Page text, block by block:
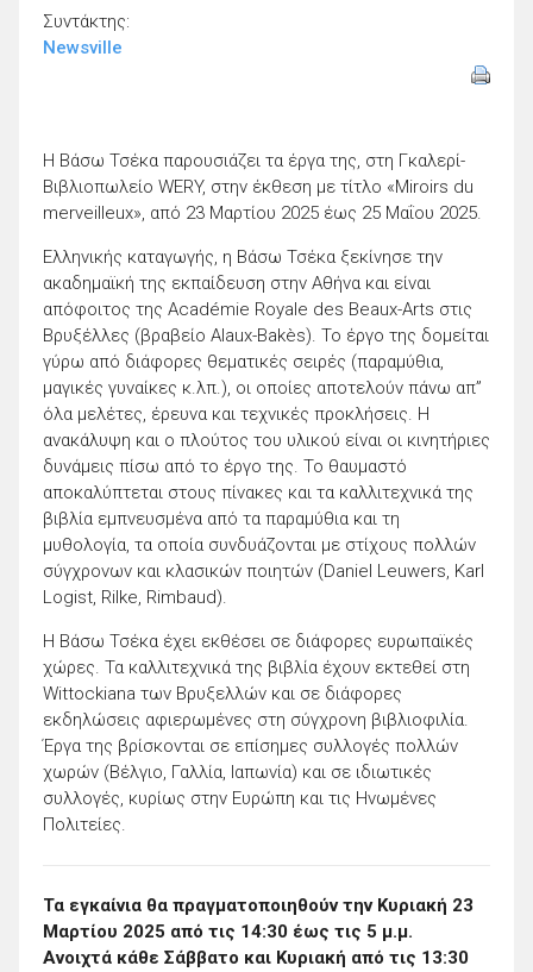
Συντάκτης:
Newsville
Η Βάσω Τσέκα παρουσιάζει τα έργα της, στη Γκαλερί-
Βιβλιοπωλείο WERY, στην έκθεση με τίτλο «Miroirs du
merveilleux», από 23 Μαρτίου 2025 έως 25 Μαΐου 2025.
Ελληνικής καταγωγής, η Βάσω Τσέκα ξεκίνησε την
ακαδημαϊκή της εκπαίδευση στην Αθήνα και είναι
απόφοιτος της Académie Royale des Beaux-Arts στις
Βρυξέλλες (βραβείο Alaux-Bakès). Το έργο της δομείται
γύρω από διάφορες θεματικές σειρές (παραμύθια,
μαγικές γυναίκες κ.λπ.), οι οποίες αποτελούν πάνω απ”
όλα μελέτες, έρευνα και τεχνικές προκλήσεις. Η
ανακάλυψη και ο πλούτος του υλικού είναι οι κινητήριες
δυνάμεις πίσω από το έργο της. Το θαυμαστό
αποκαλύπτεται στους πίνακες και τα καλλιτεχνικά της
βιβλία εμπνευσμένα από τα παραμύθια και τη
μυθολογία, τα οποία συνδυάζονται με στίχους πολλών
σύγχρονων και κλασικών ποιητών (Daniel Leuwers, Karl
Logist, Rilke, Rimbaud).
Η Βάσω Τσέκα έχει εκθέσει σε διάφορες ευρωπαϊκές
χώρες. Τα καλλιτεχνικά της βιβλία έχουν εκτεθεί στη
Wittockiana των Βρυξελλών και σε διάφορες
εκδηλώσεις αφιερωμένες στη σύγχρονη βιβλιοφιλία.
Έργα της βρίσκονται σε επίσημες συλλογές πολλών
χωρών (Βέλγιο, Γαλλία, Ιαπωνία) και σε ιδιωτικές
συλλογές, κυρίως στην Ευρώπη και τις Ηνωμένες
Πολιτείες.
Τα εγκαίνια θα πραγματοποιηθούν την Κυριακή 23
Μαρτίου 2025 από τις 14:30 έως τις 5 μ.μ.
Ανοιχτά κάθε Σάββατο και Κυριακή από τις 13:30